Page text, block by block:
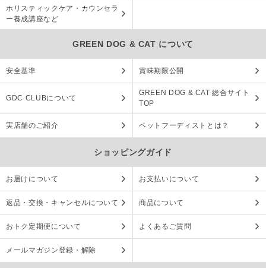
ホリスティックケア・カウンセラ
ー養成講座など
GREEN DOG & CAT について
安全基準 賞味期限公開
GDC CLUBについて
GREEN DOG & CAT 総合サイト
TOP
実店舗のご紹介 ペットフーディストとは？
ショッピングガイド
お届けについて お支払いについて
返品・交換・キャンセルについて 商品について
おトク定期便について よくあるご質問
メールマガジン登録・解除